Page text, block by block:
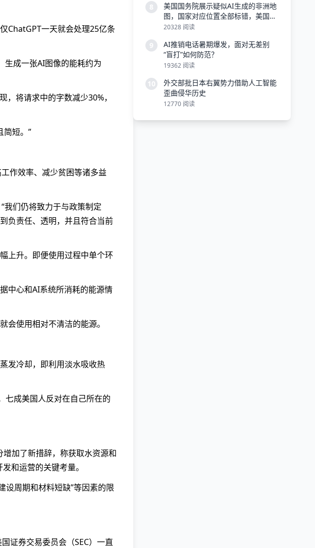
ChatGPT一天就会处理25亿条
生成一张AI图像的能耗约为
将请求中的字数减少30%，
简短。”
作效率、减少贫困等诸多益
我们仍将致力于与政策制定
负责任、透明，并且符合当前
上升。即便使用过程中单个环
中心和AI系统所消耗的能源情
会使用相对不清洁的能源。
发冷却，即利用淡水吸收热
七成美国人反对在自己所在的
加了新措辞，称获取水资源和
和运营的关键考量。
设周期和材料短缺”等因素的限
证券交易委员会（SEC）一直
8
美国国务院展示疑似AI生成的非洲地
图，国家对应位置全部标错，美国务
院：愿负全责
20328 阅读
9
AI推销电话暑期爆发，面对无差别
“盲打”如何防范？
19362 阅读
10
外交部批日本右翼势力借助人工智能
歪曲侵华历史
12770 阅读